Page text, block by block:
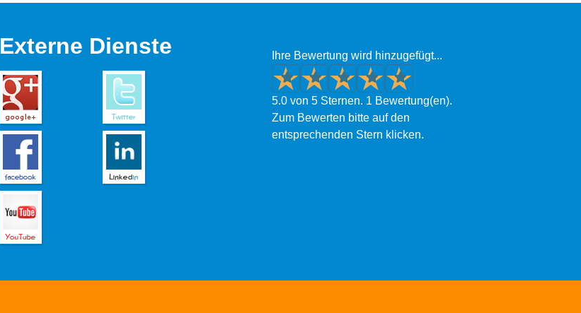
Externe Dienste Ihre Bewertung wird hinzugefügt...
5.0 von 5 Sternen. 1 Bewertung(en).
Zum Bewerten bitte auf den
entsprechenden Stern klicken.